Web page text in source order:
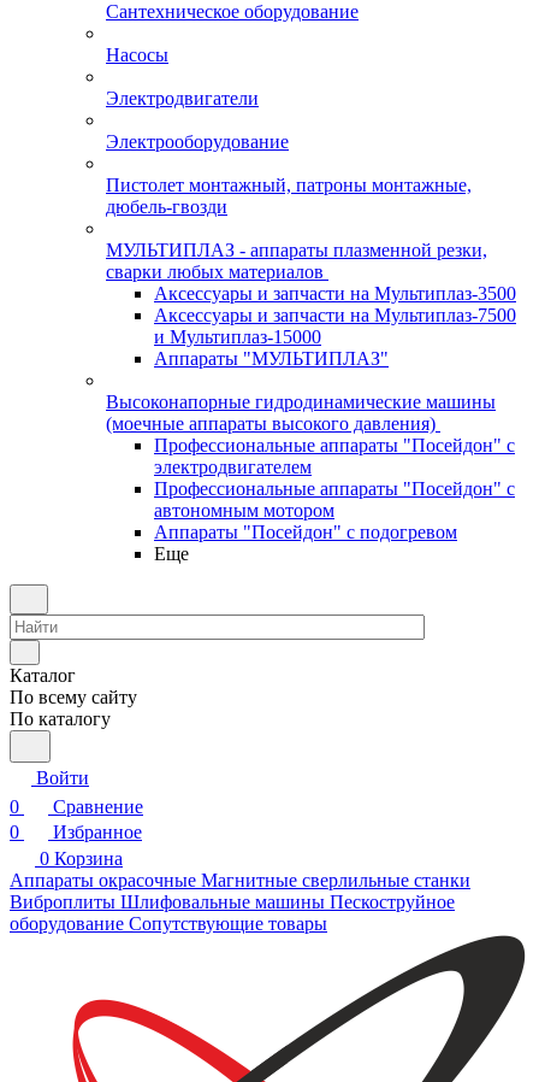
Сантехническое оборудование
Насосы
Электродвигатели
Электрооборудование
Пистолет монтажный, патроны монтажные,
дюбель-гвозди
МУЛЬТИПЛАЗ - аппараты плазменной резки,
сварки любых материалов
Аксессуары и запчасти на Мультиплаз-3500
Аксессуары и запчасти на Мультиплаз-7500
и Мультиплаз-15000
Аппараты "МУЛЬТИПЛАЗ"
Высоконапорные гидродинамические машины
(моечные аппараты высокого давления)
Профессиональные аппараты "Посейдон" с
электродвигателем
Профессиональные аппараты "Посейдон" с
автономным мотором
Аппараты "Посейдон" с подогревом
Еще
Каталог
По всему сайту
По каталогу
Войти
0
Сравнение
0
Избранное
0 Корзина
Аппараты окрасочные Магнитные сверлильные станки
Виброплиты Шлифовальные машины Пескоструйное
оборудование Сопутствующие товары